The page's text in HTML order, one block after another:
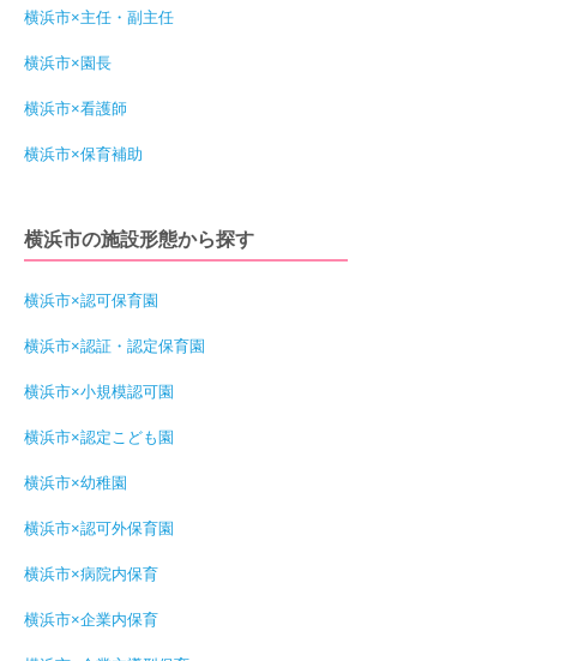
横浜市×主任・副主任
横浜市×園長
横浜市×看護師
横浜市×保育補助
横浜市の施設形態から探す
横浜市×認可保育園
横浜市×認証・認定保育園
横浜市×小規模認可園
横浜市×認定こども園
横浜市×幼稚園
横浜市×認可外保育園
横浜市×病院内保育
横浜市×企業内保育